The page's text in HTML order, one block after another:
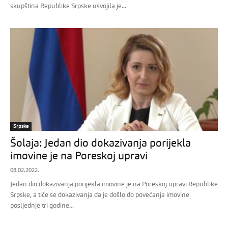
skupština Republike Srpske usvojila je...
Srpska
Šolaja: Jedan dio dokazivanja porijekla
imovine je na Poreskoj upravi
08.02.2022.
Jedan dio dokazivanja porijekla imovine je na Poreskoj upravi Republike
Srpske, a tiče se dokazivanja da je došlo do povećanja imovine
posljednje tri godine...